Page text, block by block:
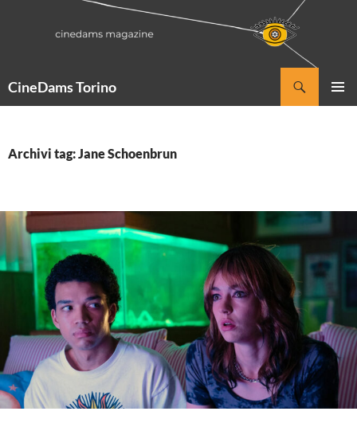
CineDams Torino
Archivi tag: Jane Schoenbrun